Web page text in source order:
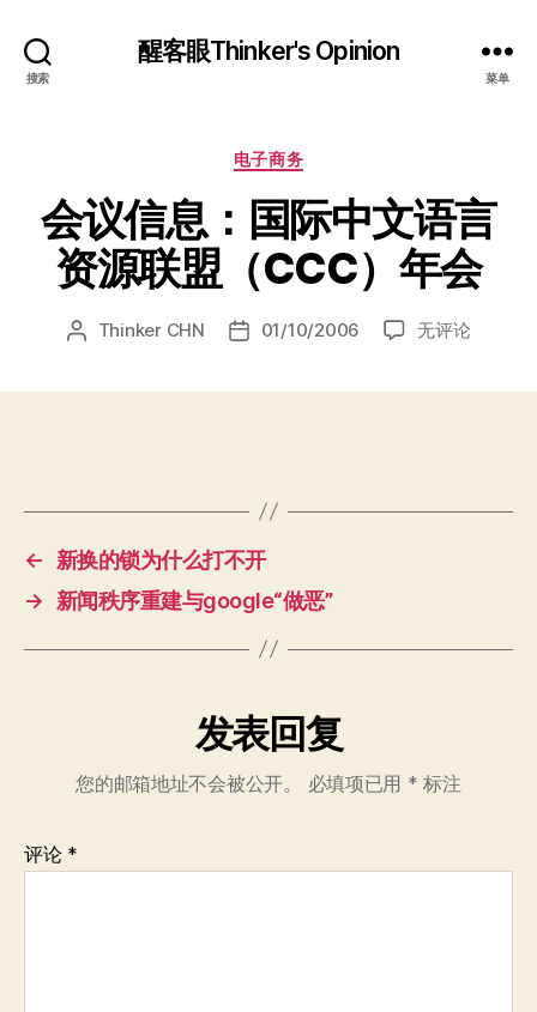
搜索
醒客眼Thinker's Opinion
菜单
分
电子商务
会议信息：国际中文语言
资源联盟（CCC）年会
文 Thinker CHN
发 01/10/2006
会
文
联
无评论
←
新换的锁为什么打不开
→
新闻秩序重建与google“做恶”
发表回复
您的邮箱地址不会被公开。 必填项已用 * 标注
评论 *